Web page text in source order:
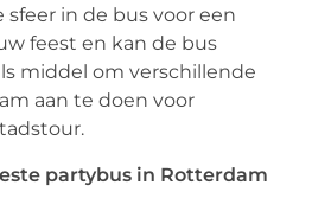
sfeer in de bus voor een
feest en kan de bus
middel om verschillende
aan te doen voor
partybus in Rotterdam